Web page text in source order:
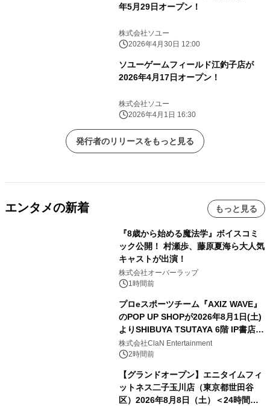
年5月29日オープン！
株式会社ソユー
2026年4月30日 12:00
ソユーゲームフィールド江釣子店が
2026年4月17日オープン！
株式会社ソユー
2026年4月1日 16:30
発行者のリリースをもっと見る
エンタメの新着 もっと見る
『8歳から始める魔法学』ボイスコミ
ック公開！ 村瀬歩、藤原夏海ら大人気
キャストが出演！
株式会社オーバーラップ
1時間前
プロeスポーツチーム『AXIZ WAVE』
のPOP UP SHOPが2026年8月1日(土)
よりSHIBUYA TSUTAYA 6階 IP書店で
開催決定！！
株式会社ClaN Entertainment
2時間前
【グランドオープン】エニタイムフィ
ットネス二子玉川店（東京都世田谷
区）2026年8月8日（土）＜24時間年